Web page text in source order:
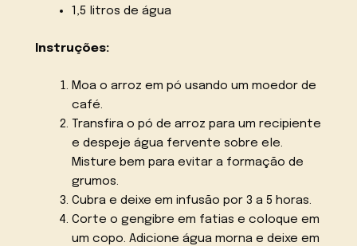
1,5 litros de água
Instruções:
Moa o arroz em pó usando um moedor de
café.
Transfira o pó de arroz para um recipiente
e despeje água fervente sobre ele.
Misture bem para evitar a formação de
grumos.
Cubra e deixe em infusão por 3 a 5 horas.
Corte o gengibre em fatias e coloque em
um copo. Adicione água morna e deixe em